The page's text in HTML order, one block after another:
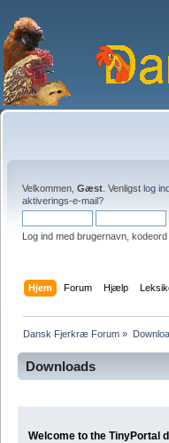
Velkommen, Gæst . Venligst log
aktiverings-e-mail?
Log ind med brugernavn,
Hjem Forum Hjælp
Dansk Fjerkræ Forum »
Downloads
Welcome to the TinyPortal